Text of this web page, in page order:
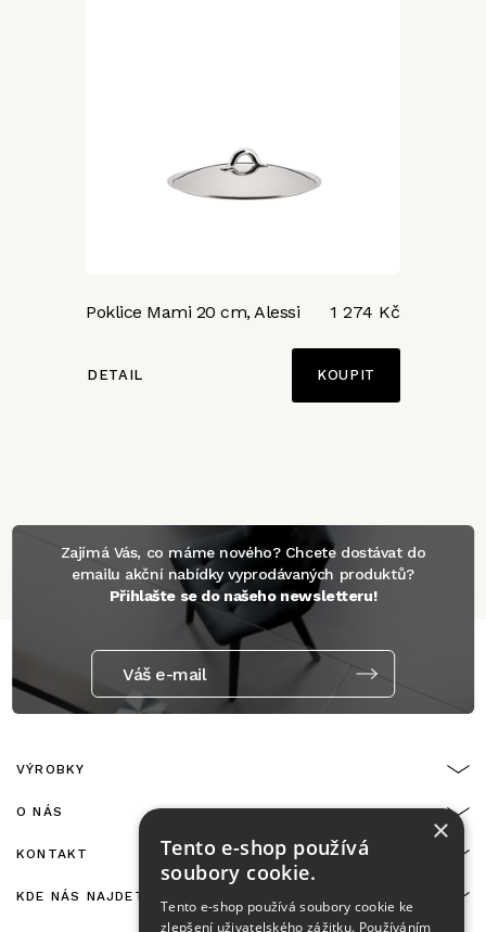
Poklice Mami 20 cm, Alessi 1 274 Kč
DETAIL
Zajímá Vás, co máme nového? Chcete dostávat do
emailu akční nabídky vyprodávaných produktů?
Přihlašte se do našeho newsletteru!
Váš e-mail
VÝROBKY
O NÁS
KONTAKT
KDE NÁS NAJDETE
×
Tento e-shop používá
soubory cookie.
Tento e-shop používá soubory cookie ke
zlepšení uživatelského zážitku. Používáním